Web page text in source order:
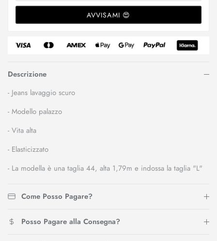
AVVISAMI 😍
Descrizione
- Jeans lavaggio scuro
- Modello palazzo
- Vita alta
- Elasticizzato
- La modella è una taglia 44, alta 1,79m e indossa la taglia "L"
Come Posso Pagare?
Posso Pagare alla Consegna?